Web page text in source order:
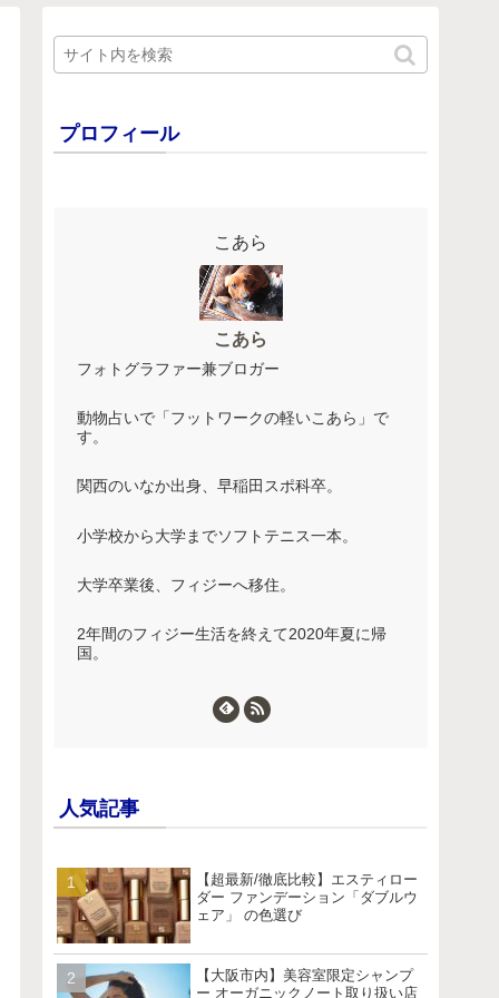
プロフィール
こあら
こあら
フォトグラファー兼ブロガー
動物占いで「フットワークの軽いこあら」で
す。
関西のいなか出身、早稲田スポ科卒。
小学校から大学までソフトテニス一本。
大学卒業後、フィジーへ移住。
2年間のフィジー生活を終えて2020年夏に帰
国。
人気記事
【超最新/徹底比較】エスティロー
ダー ファンデーション「ダブルウ
ェア」 の色選び
【大阪市内】美容室限定シャンプ
ー オーガニックノート取り扱い店